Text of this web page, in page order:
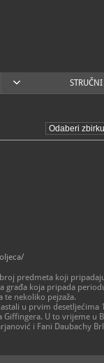
predmeta koji
građa koja pripada
nekoliko pejzaža.
u prvim desetljećima
U to vrijeme u
i Fani Daubachy